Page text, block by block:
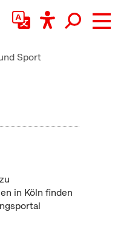
Sport
in Köln finden